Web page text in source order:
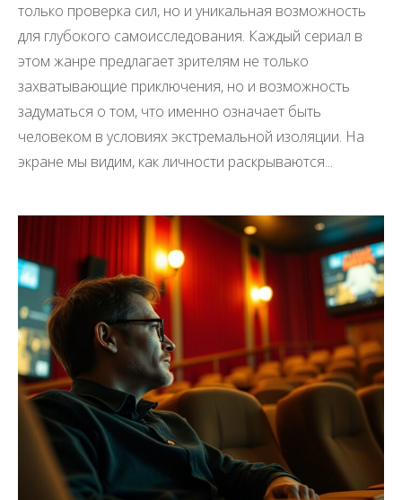
только проверка сил, но и уникальная возможность
для глубокого самоисследования. Каждый сериал в
этом жанре предлагает зрителям не только
захватывающие приключения, но и возможность
задуматься о том, что именно означает быть
человеком в условиях экстремальной изоляции. На
экране мы видим, как личности раскрываются...